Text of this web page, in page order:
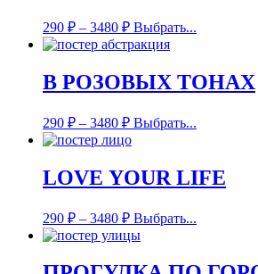
290 ₽ – 3480 ₽ Выбрать...
В РОЗОВЫХ ТОНАХ
290 ₽ – 3480 ₽ Выбрать...
LOVE YOUR LIFE
290 ₽ – 3480 ₽ Выбрать...